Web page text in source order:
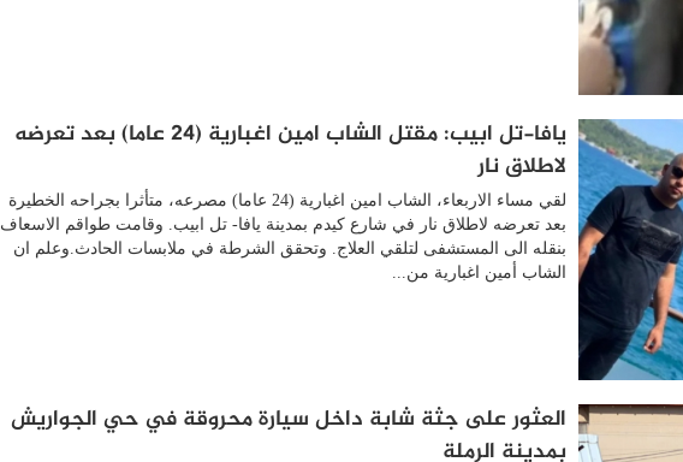
يافا-تل ابيب: مقتل الشاب امين اغبارية (24 عاما) بعد تعرضه
لاطلاق نار
لقي مساء الاربعاء، الشاب امين اغبارية (24 عاما) مصرعه، متأثرا بجراحه الخطيرة
بعد تعرضه لاطلاق نار في شارع كيدم بمدينة يافا- تل ابيب. وقامت طواقم الاسعاف
بنقله الى المستشفى لتلقي العلاج. وتحقق الشرطة في ملابسات الحادث.وعلم ان
الشاب أمين اغبارية من...
العثور على جثة شابة داخل سيارة محروقة في حي الجواريش
بمدينة الرملة